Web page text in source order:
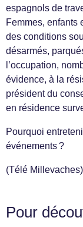
espagnols de
Femmes, enfants
des conditions
désarmés,
l’occupation,
évidence, à la
président du
en résidence
Pourquoi
événements ?
(Télé Millevaches)
Pour